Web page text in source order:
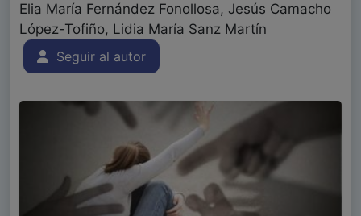
Elia María Fernández Fonollosa, Jesús Camacho
López-Tofiño, Lidia María Sanz Martín
Seguir al autor